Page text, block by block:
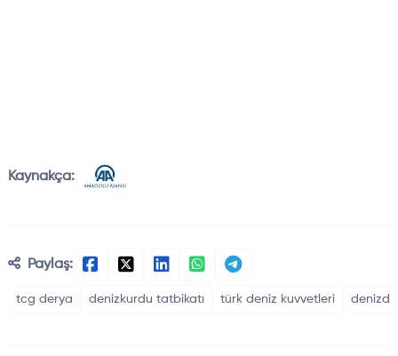
Kaynakça:
Paylaş:
tcg derya denizkurdu tatbikatı türk deniz kuvvetleri